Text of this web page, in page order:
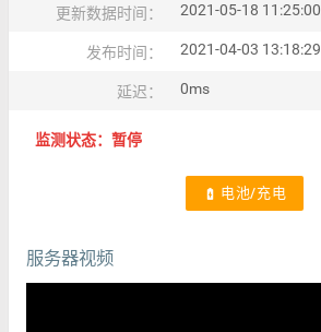
更新数据时间： 2021-05-18 11:25:00
发布时间： 2021-04-03 13:18:29
延迟： 0ms
监测状态：暂停
battery_charging_full 电池/充电
服务器视频